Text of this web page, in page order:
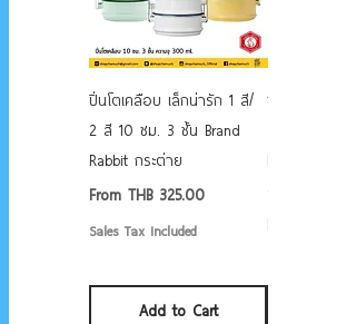
ปิ่นโตเคลือบ เล็กน่ารัก 1 สี/
2 สี 10 ซม. 3 ชั้น Brand
Rabbit กระต่าย
From THB 325.00
Sale Price
Sales Tax Included
Add to Cart
ชามเคลือบ